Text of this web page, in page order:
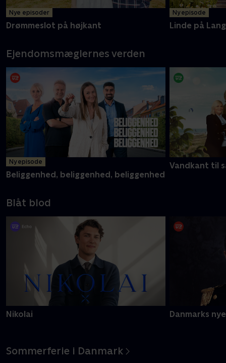
Nye episoder
Drømmeslot på højkant
Ny episode
Linde på
Ejendomsmæglernes verden
Ny episode
Beliggenhed, beliggenhed, beliggenhed
Vandkant til
Blåt blod
Nikolai Danmarks
Sommerferie i Danmark